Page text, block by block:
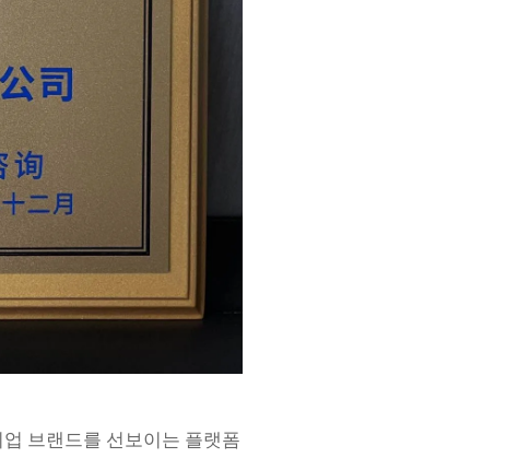
브랜드를 선보이는 플랫폼